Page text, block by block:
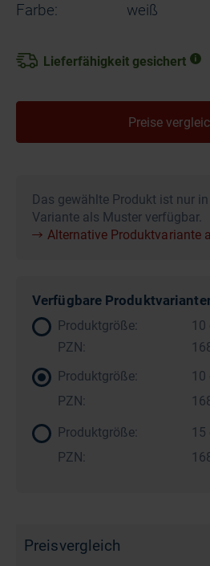
Farbe:
weiß
Lieferfähigkeit gesichert
Preise
Das gewählte Produkt ist nur
Variante als Muster verfügbar.
Alternative Produktvariante
Verfügbare
Produktgröße:
10
PZN:
Produktgröße:
10
PZN:
Produktgröße:
15
PZN:
Preisvergleich